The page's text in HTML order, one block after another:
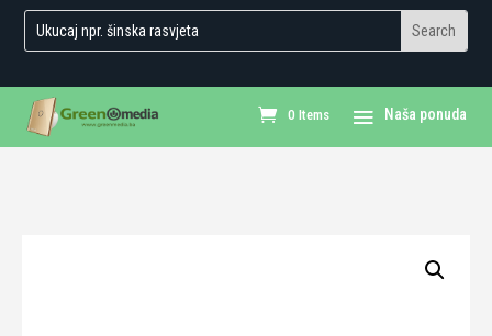
0 Items